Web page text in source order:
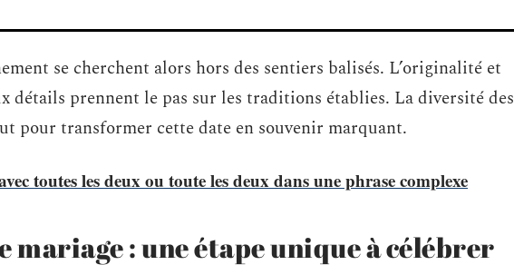
se cherchent alors hors des sentiers balisés. L’originalité et
détails prennent le pas sur les traditions établies. La diversité des
pour transformer cette date en souvenir marquant.
toutes les deux ou toute les deux dans une phrase complexe
mariage : une étape unique à célébrer